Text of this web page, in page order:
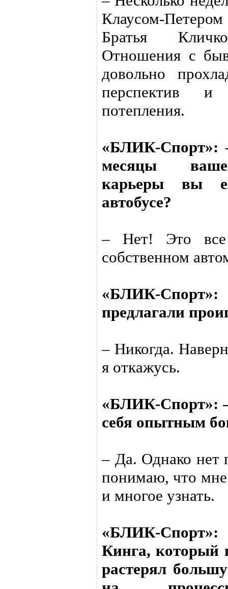
Клаусом-
Братья
Отношения с
довольно
перспектив
потепления.
«БЛИК-Спорт»:
месяцы
карьеры вы
автобусе?
– Нет! Это
собственном
«БЛИК-
предлагали
– Никогда.
я откажусь.
«БЛИК-Спорт»:
себя опытным
– Да. Однако нет
понимаю, что
и многое узнать.
«БЛИК-
Кинга, который
растерял